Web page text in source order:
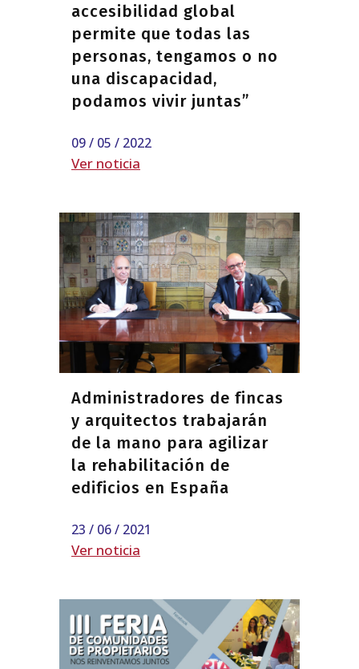
accesibilidad global
permite que todas las
personas, tengamos o no
una discapacidad,
podamos vivir juntas”
09 / 05 / 2022
Ver noticia
Administradores de fincas
y arquitectos trabajarán
de la mano para agilizar
la rehabilitación de
edificios en España
23 / 06 / 2021
Ver noticia